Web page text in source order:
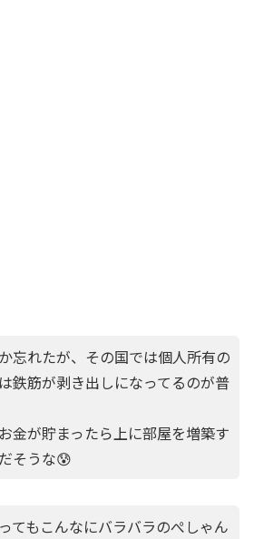
忘れたが、その国では個人所有の
鉄筋が剥き出しになってるのが普
金が貯まったら上に部屋を増築す
そうな😰
てもこんなにバラバラのぺしゃん